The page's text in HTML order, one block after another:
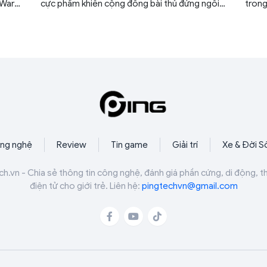
cực phẩm khiến cộng đồng bài thủ đứng ngồi
nghệ Review Tin game Giải trí Xe & Đời
- Chia sẻ thông tin công nghệ, đánh giá phần cứng, di động,
điện tử cho giới trẻ. Liên hệ: pingtechvn@gmail.com